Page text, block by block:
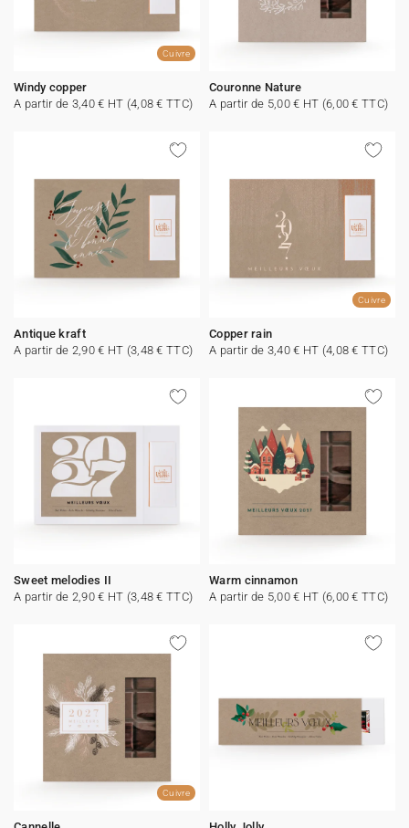
Cuivre
Windy copper
A partir de 3,40 € HT (4,08 € TTC)
Couronne Nature
A partir de 5,00 € HT (6,00 € TTC)
Antique kraft
A partir de 2,90 € HT (3,48 € TTC)
Cuivre
Copper rain
A partir de 3,40 € HT (4,08 € TTC)
Sweet melodies II
A partir de 2,90 € HT (3,48 € TTC)
Warm cinnamon
A partir de 5,00 € HT (6,00 € TTC)
Cuivre